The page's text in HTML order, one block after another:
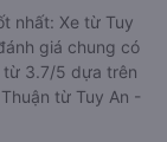
nhất: Xe từ Tuy
giá chung có
từ 3.7/5 dựa trên
từ Tuy An -